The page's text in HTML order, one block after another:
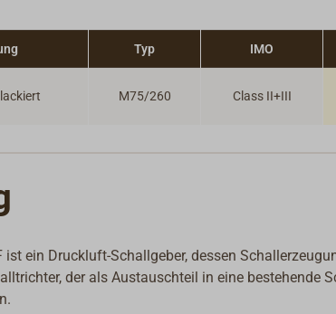
Typ IMO
M75/260 Class II+III
ist ein Druckluft-Schallgeber, dessen
der als Austauschteil in eine bestehende